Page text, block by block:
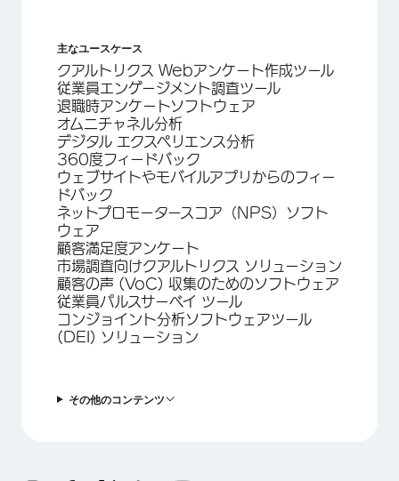
主なユースケース
クアルトリクス Webアンケート作成ツール
従業員エンゲージメント調査ツール
退職時アンケートソフトウェア
オムニチャネル分析
デジタル エクスペリエンス分析
360度フィードバック
ウェブサイトやモバイルアプリからのフィー
ドバック
ネットプロモータースコア（NPS）ソフト
ウェア
顧客満足度アンケート
市場調査向けクアルトリクス ソリューション
顧客の声 (VoC) 収集のためのソフトウェア
従業員パルスサーベイ ツール
コンジョイント分析ソフトウェアツール
(DEI) ソリューション
その他のコンテンツ